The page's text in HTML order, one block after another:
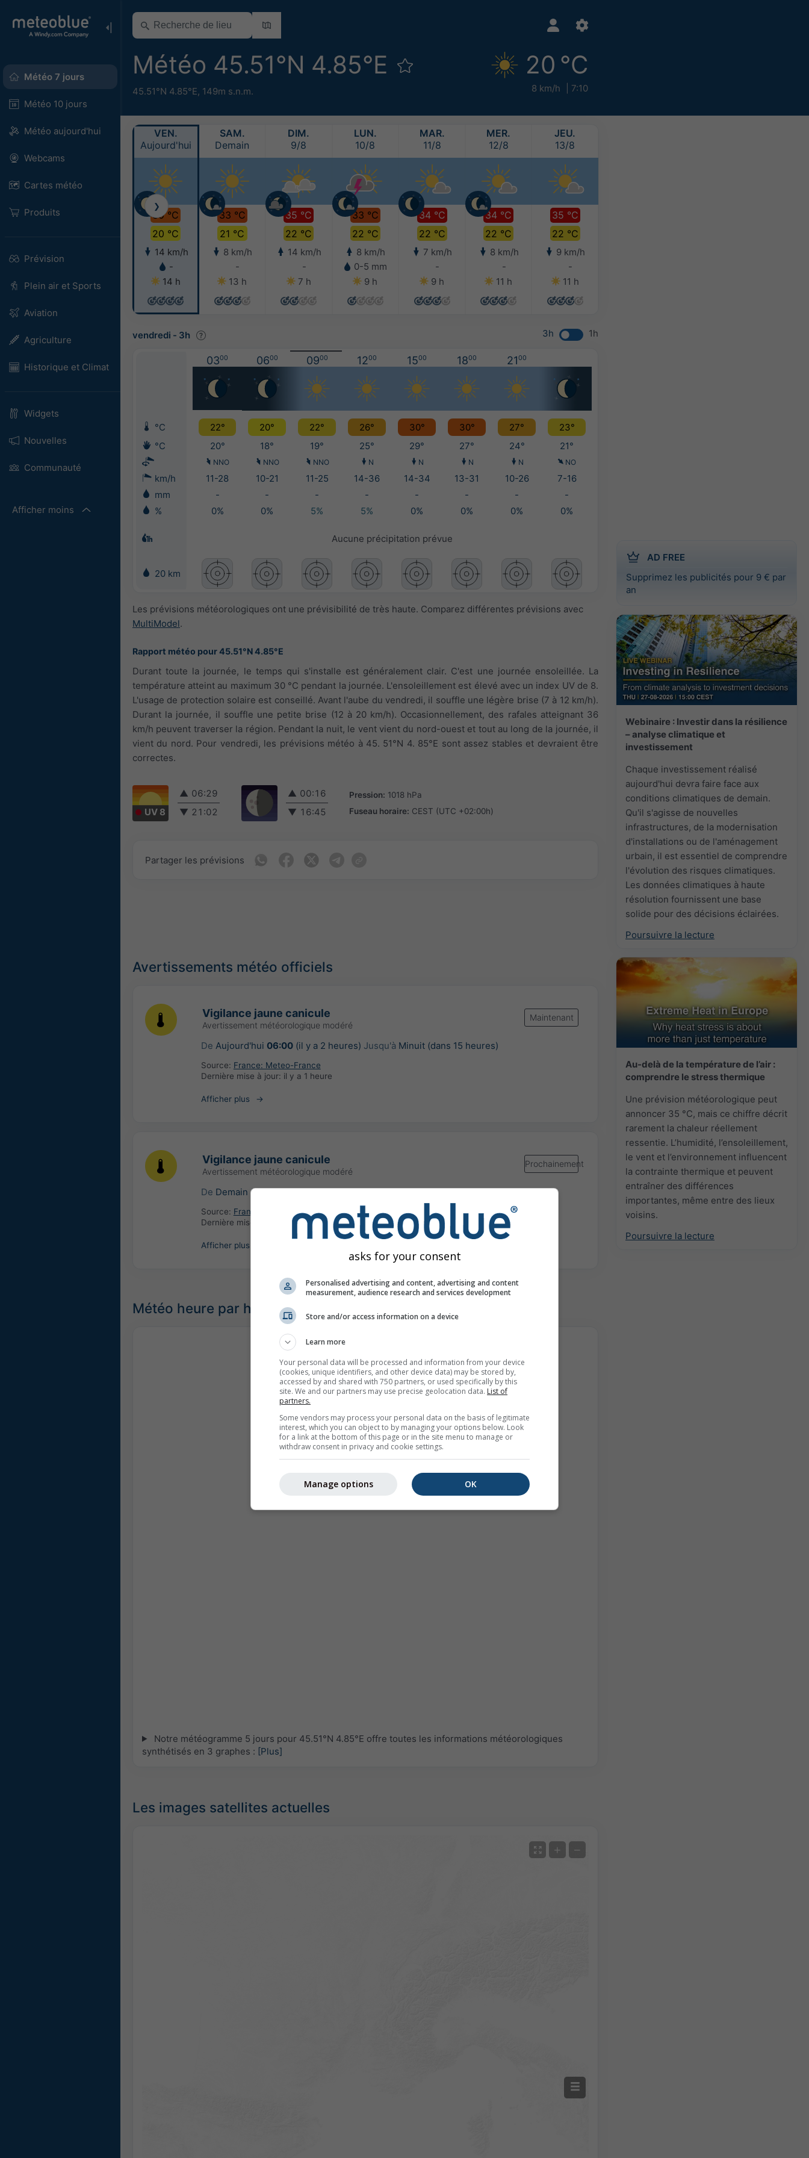
Météo 7 jours
Météo 10 jours
Météo aujourd'hui
Webcams
Cartes météo
Produits
Prévision
Plein air et Sports
Aviation
Agriculture
Historique et Climat
Widgets
Nouvelles
Communauté
Afficher moins
Météo 45.51°N 4.85°E
45.51°N 4.85°E, 149m s.n.m.
20 °C
8 km/h 7:10
AD FREE
Supprimez les publicités pour 9 € par
an
Webinaire : Investir dans la résilience
– analyse climatique et
investissement
Chaque investissement réalisé
aujourd'hui devra faire face aux
conditions climatiques de demain.
Qu'il s'agisse de nouvelles
infrastructures, de la modernisation
d'installations ou de l'aménagement
urbain, il est essentiel de comprendre
l'évolution des risques climatiques.
Les données climatiques à haute
résolution fournissent une base
solide pour des décisions éclairées.
Poursuivre la lecture
Au-delà de la température de l’air :
comprendre le stress thermique
Une prévision météorologique peut
annoncer 35 °C, mais ce chiffre décrit
rarement la chaleur réellement
ressentie. L’humidité, l’ensoleillement,
le vent et l’environnement influencent
la contrainte thermique et peuvent
entraîner des différences
importantes, même entre des lieux
voisins.
Poursuivre la lecture
VEN.
Aujourd'hui
30 °C
20 °C
14 km/h
-
14 h
SAM.
Demain
33 °C
21 °C
8 km/h
-
13 h
DIM.
9/8
35 °C
22 °C
14 km/h
-
7 h
LUN.
10/8
33 °C
22 °C
8 km/h
0-5 mm
9 h
MAR.
11/8
34 °C
22 °C
7 km/h
-
9 h
MER.
12/8
34 °C
22 °C
8 km/h
-
11 h
JEU.
13/8
35 °C
22 °C
9 km/h
-
11 h
❯
vendredi - 3h 3h 1h
0300 0600 0900 1200 1500 1800 2100
°C 22° 20° 22° 26° 30° 30° 27°
23°
°C
20° 18° 19° 25° 29° 27° 24° 21°
NNO NNO NNO N N N N NO
km/h 11-28 10-21 11-25 14-36 14-34 13-31 10-26
7-16
mm
- - - - - - -
-
%
0% 0% 5% 5% 0% 0% 0% 0%
Aucune précipitation prévue
20 km
Les prévisions météorologiques ont une prévisibilité de très haute. Comparez différentes prévisions avec
MultiModel.
Rapport météo pour 45.51°N 4.85°E
Durant toute la journée, le temps qui s'installe est généralement clair. C'est une journée ensoleillée. La
température atteint au maximum 30 °C pendant la journée. L'ensoleillement est élevé avec un index UV de 8.
L'usage de protection solaire est conseillé. Avant l'aube du vendredi, il souffle une légère brise (7 à 12 km/h).
Durant la journée, il souffle une petite brise (12 à 20 km/h). Occasionnellement, des rafales atteignant 36
km/h peuvent traverser la région. Pendant la nuit, le vent vient du nord-ouest et tout au long de la journée, il
vient du nord. Pour vendredi, les prévisions météo à 45. 51°N 4. 85°E sont assez stables et devraient être
correctes.
UV 8
▲ 06:29
▼ 21:02
▲ 00:16
▼ 16:45
Pression: 1018 hPa
Fuseau horaire: CEST (UTC +02:00h)
Partager les prévisions
Avertissements météo officiels
Vigilance jaune canicule
Avertissement météorologique modéré
Maintenant
De Aujourd'hui 06:00(il y a 2 heures) Jusqu'à Minuit (dans 15 heures)
Source: France: Meteo-France
Dernière mise à jour: il y a 1 heure
Afficher plus
Vigilance jaune canicule
Avertissement météorologique modéré
Prochainement
De Demain 00:00(dans 15 heures)Jusqu'à Dimanche 00:00(dans 1 jour)
Source: France: Meteo-France
Dernière mise à jour:
il y a 1 heure
Afficher plus
Météo heure par heure à 45.51°N 4.85°E
Notre météogramme 5 jours pour 45.51°N 4.85°E offre toutes les informations météorologiques
synthétisés en 3 graphes : [Plus]
Les images satellites actuelles
+ −
asks for your consent
Personalised advertising and content, advertising and content
measurement, audience research and services development
Store and/or access information on a device
Learn more
Your personal data will be processed and information from your device
(cookies, unique identifiers, and other device data) may be stored by,
accessed by and shared with 750 partners, or used specifically by this
site. We and our partners may use precise geolocation data. List of
partners.
Some vendors may process your personal data on the basis of legitimate
interest, which you can object to by managing your options below. Look
for a link at the bottom of this page or in the site menu to manage or
withdraw consent in privacy and cookie settings.
OK
Manage options